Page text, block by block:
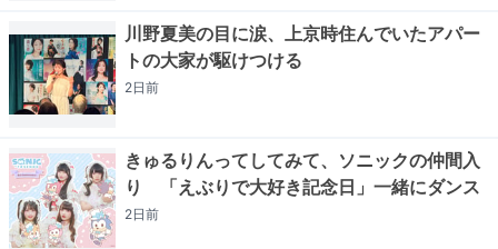
川野夏美の目に涙、上京時住んでいたアパー
トの大家が駆けつける
2日前
きゅるりんってしてみて、ソニックの仲間入
り 「えぶりで大好き記念日」一緒にダンス
2日前